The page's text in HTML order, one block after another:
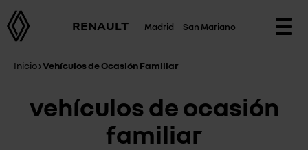
RENAULT Madrid San Mariano
Inicio›Vehículos de Ocasión Familiar
vehículos de ocasión
familiar